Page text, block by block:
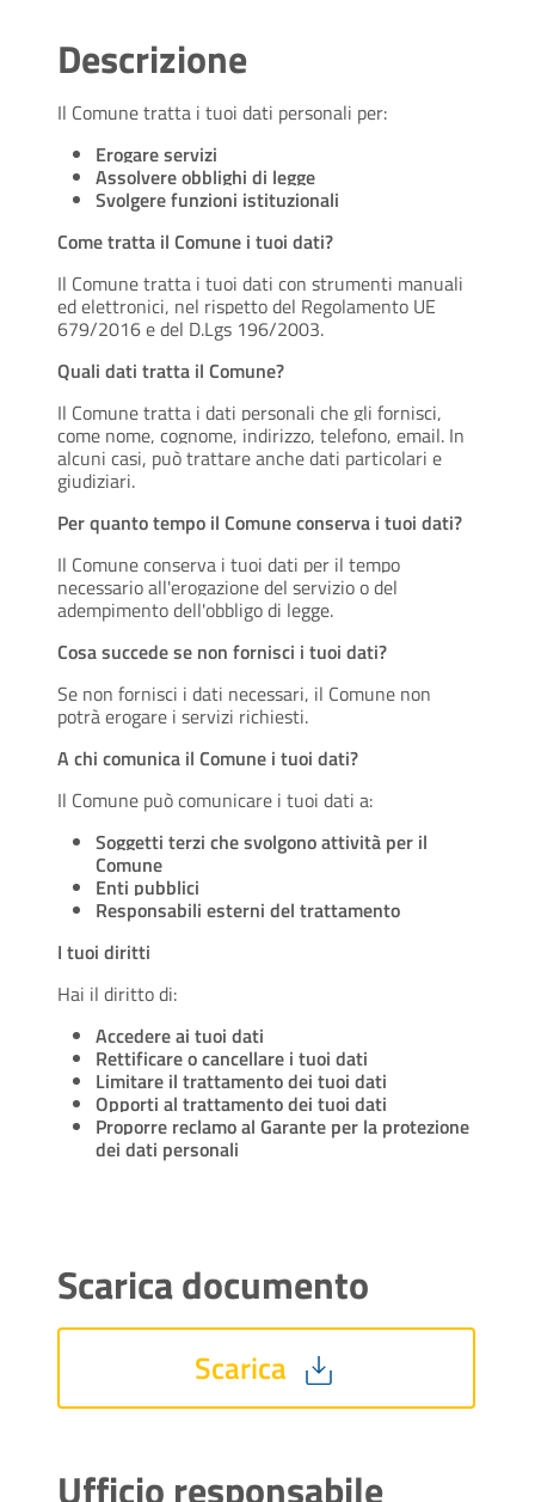
Descrizione
Il Comune tratta i tuoi dati personali per:
Erogare servizi
Assolvere obblighi di legge
Svolgere funzioni istituzionali
Come tratta il Comune i tuoi dati?
Il Comune tratta i tuoi dati con strumenti manuali
ed elettronici, nel rispetto del Regolamento UE
679/2016 e del D.Lgs 196/2003.
Quali dati tratta il Comune?
Il Comune tratta i dati personali che gli fornisci,
come nome, cognome, indirizzo, telefono, email. In
alcuni casi, può trattare anche dati particolari e
giudiziari.
Per quanto tempo il Comune conserva i tuoi dati?
Il Comune conserva i tuoi dati per il tempo
necessario all'erogazione del servizio o del
adempimento dell'obbligo di legge.
Cosa succede se non fornisci i tuoi dati?
Se non fornisci i dati necessari, il Comune non
potrà erogare i servizi richiesti.
A chi comunica il Comune i tuoi dati?
Il Comune può comunicare i tuoi dati a:
Soggetti terzi che svolgono attività per il
Comune
Enti pubblici
Responsabili esterni del trattamento
I tuoi diritti
Hai il diritto di:
Accedere ai tuoi dati
Rettificare o cancellare i tuoi dati
Limitare il trattamento dei tuoi dati
Opporti al trattamento dei tuoi dati
Proporre reclamo al Garante per la protezione
dei dati personali
Scarica documento
Scarica
Ufficio responsabile